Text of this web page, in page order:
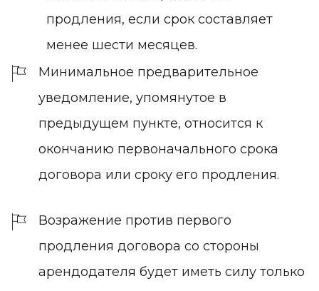
продления, если срок составляет
менее шести месяцев.
Минимальное предварительное
уведомление, упомянутое в
предыдущем пункте, относится к
окончанию первоначального срока
договора или сроку его продления.
Возражение против первого
продления договора со стороны
арендодателя будет иметь силу только